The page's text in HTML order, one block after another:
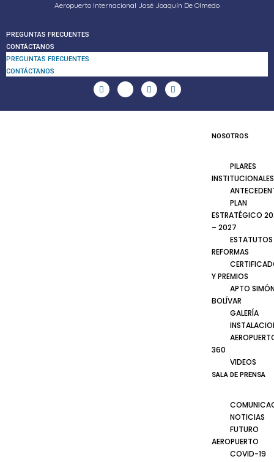
Aeropuerto Internacional José Joaquín De Olmedo
PREGUNTAS FRECUENTES
CONTÁCTANOS
PREGUNTAS FRECUENTES
CONTÁCTANOS
NOSOTROS
PILARES
INSTITUCIONALES
PLAN
ESTRATÉGICO
– 2027
ESTATUTOS
REFORMAS
Y PREMIOS
APTO
BOLÍVAR
GALERÍA
360
VIDEOS
SALA DE PRENSA
NOTICIAS
FUTURO
AEROPUERTO
COVID-19